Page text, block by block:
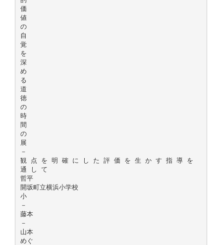
価
値
の
自
覚
を
深
め
る
道
徳
の
時
間
の
展
－
観 点 を 明 確 に し た 評 価 を 生 か す 指 導 を
通 し て
哲平
開坂町立横浜小学校
小
－
藤本
－
山本
めぐ